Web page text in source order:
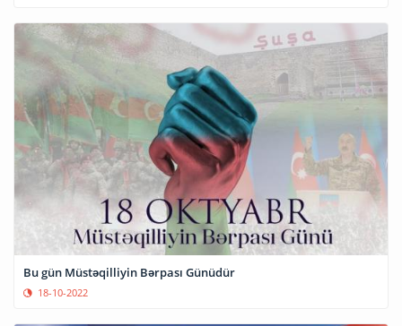
Bu gün Müstəqilliyin Bərpası Günüdür
18-10-2022